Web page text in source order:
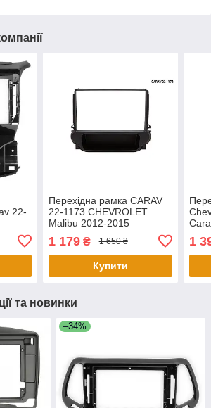
22-
Перехідна рамка CARAV
22-1173 CHEVROLET
Malibu 2012-2015
1 179₴ 1 650 ₴
Купити
1
та новинки
–34%